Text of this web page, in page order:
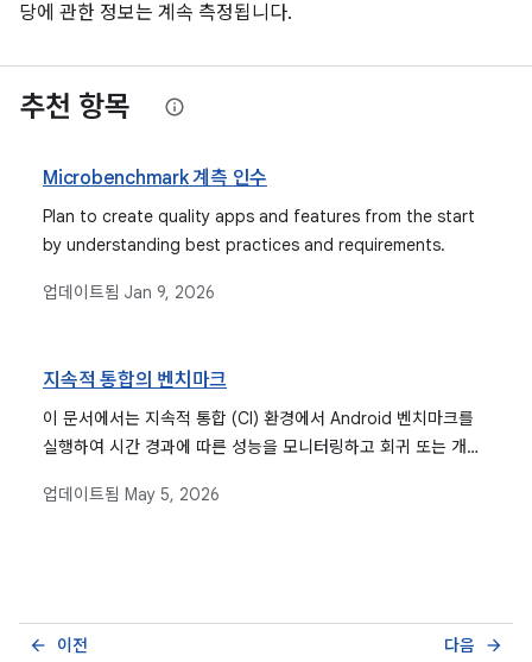
당에 관한 정보는 계속 측정됩니다.
추천 항목
Microbenchmark 계측 인수
Plan to create quality apps and features from the start
by understanding best practices and requirements.
업데이트됨 Jan 9, 2026
지속적 통합의 벤치마크
이 문서에서는 지속적 통합 (CI) 환경에서 Android 벤치마크를
실행하여 시간 경과에 따른 성능을 모니터링하고 회귀 또는 개선
를 자세히 설명합니다.
업데이트됨 May 5, 2026
이전
arrow_back 다음 arrow_forward